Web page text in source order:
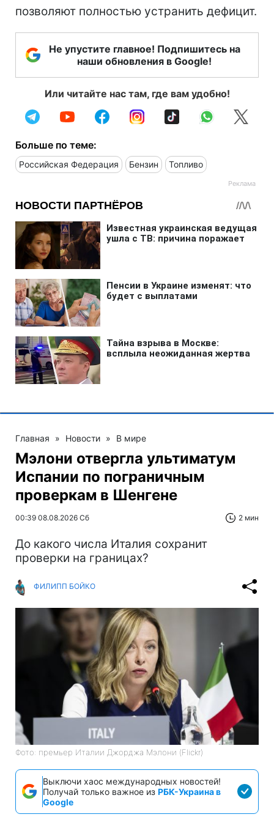
позволяют полностью устранить дефицит.
Не упустите главное! Подпишитесь на
наши обновления в Google!
Или читайте нас там, где вам удобно!
Больше по теме:
Российская Федерация Бензин Топливо
Главная » Новости » В мире
Мэлони отвергла ультиматум
Испании по пограничным
проверкам в Шенгене
00:39 08.08.2026 Сб 2 мин
До какого числа Италия сохранит
проверки на границах?
ФИЛИПП БОЙКО
Фото: премьер Италии Джорджа Мэлони (Flickr)
Выключи хаос международных новостей!
Получай только важное из РБК-Украина в
Google